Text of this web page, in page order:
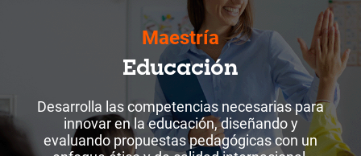
Maestría
Educación
Desarrolla las competencias necesarias para
innovar en la educación, diseñando y
evaluando propuestas pedagógicas con un